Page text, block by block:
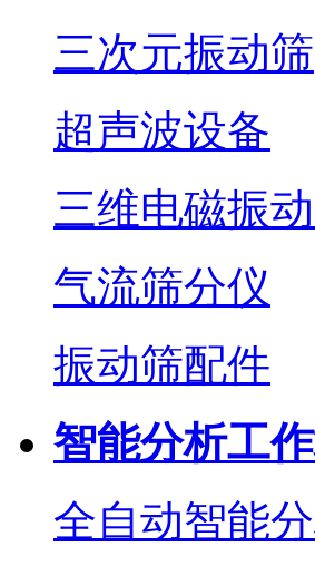
三次元振动筛
超声波设备
三维电磁振
气流筛分仪
振动筛配件
智能分析工
全自动智能